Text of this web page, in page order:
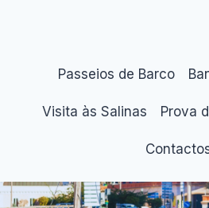
Passeios de Barco
Visita às Salinas Prova